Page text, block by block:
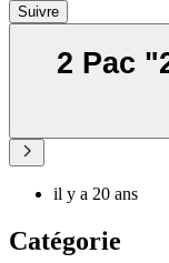
Suivre
2 Pac
il y a 20 ans
Catégorie